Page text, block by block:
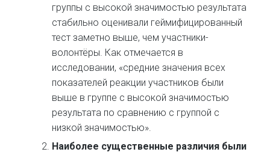
группы с высокой значимостью результата
стабильно оценивали геймифицированный
тест заметно выше, чем участники-
волонтёры. Как отмечается в
исследовании, «средние значения всех
показателей реакции участников были
выше в группе с высокой значимостью
результата по сравнению с группой с
низкой значимостью».
Наиболее существенные различия были